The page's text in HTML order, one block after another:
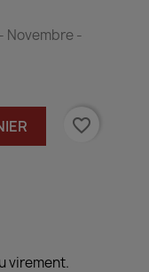
Novembre -
favorite_border
virement.